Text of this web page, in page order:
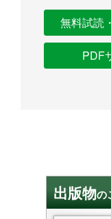
無料試読
PDF
出版物の